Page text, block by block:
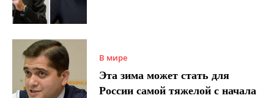
В мире
Эта зима может стать для
России самой тяжелой с начала